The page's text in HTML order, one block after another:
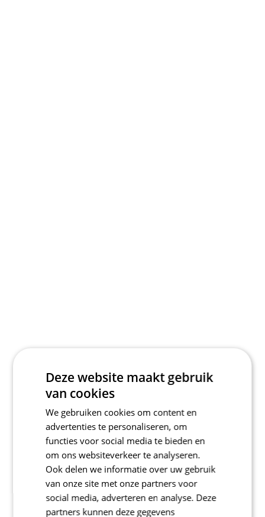
Deze website maakt gebruik
van cookies
We gebruiken cookies om content en
advertenties te personaliseren, om
functies voor social media te bieden en
om ons websiteverkeer te analyseren.
Ook delen we informatie over uw gebruik
van onze site met onze partners voor
social media, adverteren en analyse. Deze
partners kunnen deze gegevens